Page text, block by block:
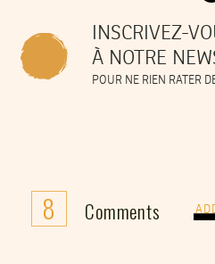
INSCRIVEZ-
À NOTRE
POUR NE RIEN RATER
8 Comments